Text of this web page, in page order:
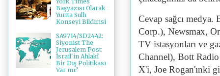
Cevap sağcı
Corp.), Newsmax,
TV istasyonları ve
Channel), Bott
X'i, Joe Rogan'ınki
Başyazısı Olarak
Yurtta Sulh
Konseyi Bildirisi
SA9714/SD2442:
Siyonist The
Jerusalem Post:
İsrail'in Ahlakî
Bir Dış Politikası
Var mı?